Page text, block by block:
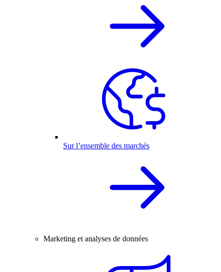
Sur l’ensemble des marchés
Marketing et analyses de données